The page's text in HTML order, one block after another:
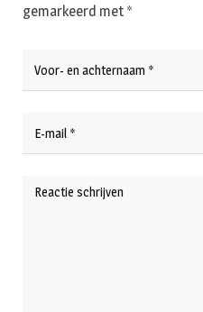
gemarkeerd met *